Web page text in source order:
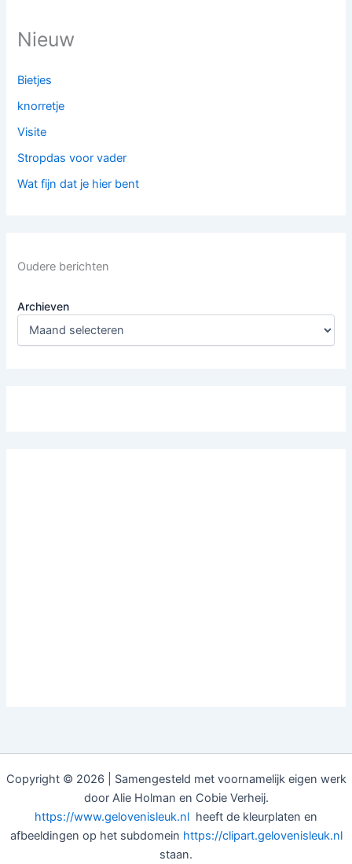
Nieuw
Bietjes
knorretje
Visite
Stropdas voor vader
Wat fijn dat je hier bent
Oudere berichten
Archieven
Copyright © 2026 | Samengesteld met voornamelijk eigen werk
door Alie Holman en Cobie Verheij.
https://www.gelovenisleuk.nl heeft de kleurplaten en
afbeeldingen op het subdomein https://clipart.gelovenisleuk.nl
staan.